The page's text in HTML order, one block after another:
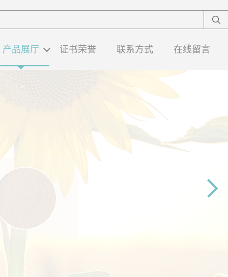
产品展厅 证书荣誉 联系方式 在线留言